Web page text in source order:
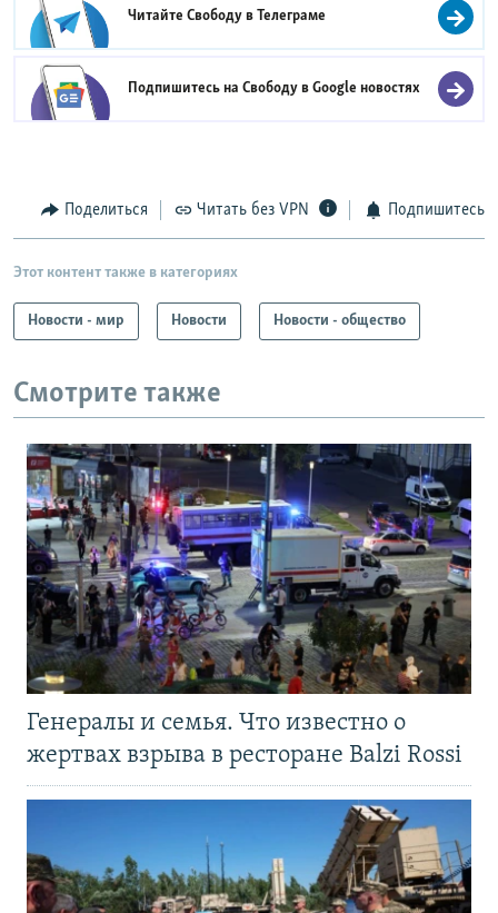
Читайте Свободу вТелеграме
Подпишитесь на Свободу вGoogle новостях
Поделиться Читать без VPN Подпишитесь
Этот контент также в категориях
Новости - мир Новости Новости - общество
Смотрите также
Генералы и семья. Что известно о
жертвах взрыва в ресторане Balzi Rossi